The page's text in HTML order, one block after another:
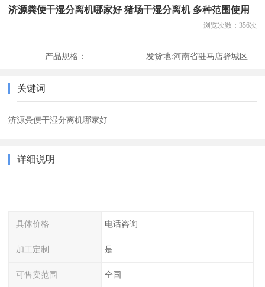
济源粪便干湿分离机哪家好 猪场干湿分离机 多种范围使用
浏览次数： 356次
产品规格： 发货地:河南省驻马店驿城区
关键词
济源粪便干湿分离机哪家好
详细说明
具体价格 电话咨询
加工定制 是
可售卖范围 全国